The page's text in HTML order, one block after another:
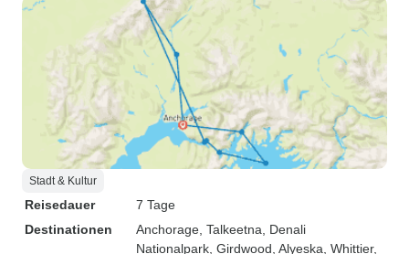
Stadt & Kultur
Reisedauer
7 Tage
Destinationen
Anchorage , Talkeetna , Denali
Nationalpark , Girdwood , Alyeska , Whittier,